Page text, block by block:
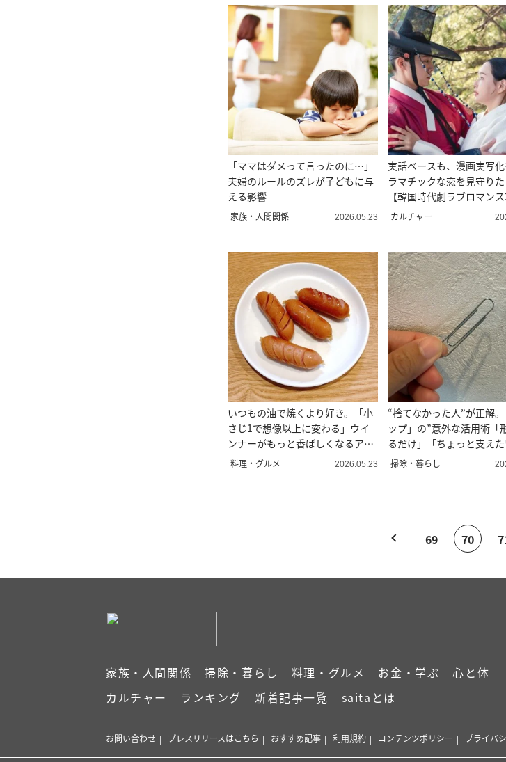
「ママはダメって言ったのに…」
夫婦のルールのズレが子どもに与
える影響
家族・人間関係 2026.05.23
実話ベースも、漫画実写
ラマチックな恋を見守り
【韓国時代劇ラブロマンス
カルチャー
いつもの油で焼くより好き。「小
さじ1で想像以上に変わる」ウイ
ンナーがもっと香ばしくなるアレ
ンジ
料理・グルメ 2026.05.23
“捨てなかった人”が正解
ップ」の”意外な活用術「
るだけ」「ちょっと支え
に」
掃除・暮らし
69 70
家族・人間関係 掃除・暮らし 料理・グルメ お金・学ぶ
心と体
カルチャー
ランキング 新着記事一覧 saitaとは
お問い合わせ プレスリリースはこちら おすすめ記事 利用規約 コンテンツポリシー プライバ